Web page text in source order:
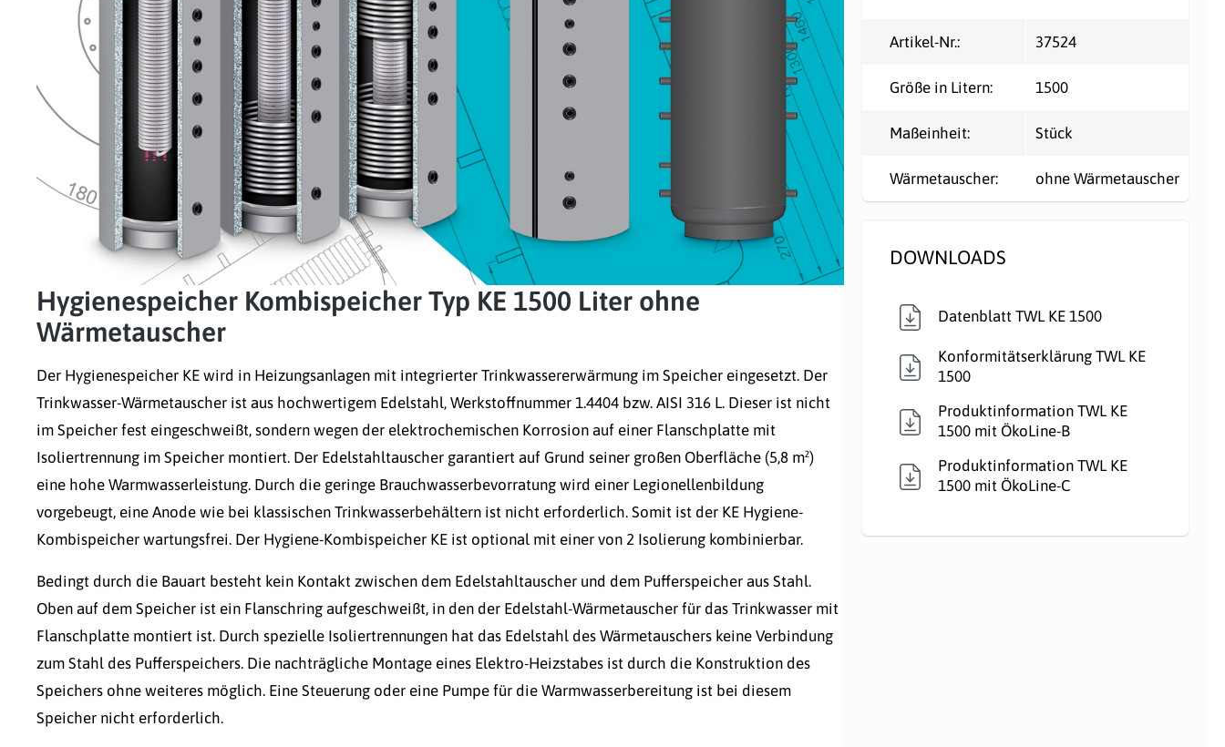
Hygienespeicher Kombispeicher Typ KE 1500 Liter ohne
Wärmetauscher
Der Hygienespeicher KE wird in Heizungsanlagen mit integrierter Trinkwassererwärmung im Speicher eingesetzt. Der
Trinkwasser-Wärmetauscher ist aus hochwertigem Edelstahl, Werkstoffnummer 1.4404 bzw. AISI 316 L. Dieser ist nicht
im Speicher fest eingeschweißt, sondern wegen der elektrochemischen Korrosion auf einer Flanschplatte mit
Isoliertrennung im Speicher montiert. Der Edelstahltauscher garantiert auf Grund seiner großen Oberfläche (5,8 m²)
eine hohe Warmwasserleistung. Durch die geringe Brauchwasserbevorratung wird einer Legionellenbildung
vorgebeugt, eine Anode wie bei klassischen Trinkwasserbehältern ist nicht erforderlich. Somit ist der KE Hygiene-
Kombispeicher wartungsfrei. Der Hygiene-Kombispeicher KE ist optional mit einer von 2 Isolierung kombinierbar.
Bedingt durch die Bauart besteht kein Kontakt zwischen dem Edelstahltauscher und dem Pufferspeicher aus Stahl.
Oben auf dem Speicher ist ein Flanschring aufgeschweißt, in den der Edelstahl-Wärmetauscher für das Trinkwasser mit
Flanschplatte montiert ist. Durch spezielle Isoliertrennungen hat das Edelstahl des Wärmetauschers keine Verbindung
zum Stahl des Pufferspeichers. Die nachträgliche Montage eines Elektro-Heizstabes ist durch die Konstruktion des
Speichers ohne weiteres möglich. Eine Steuerung oder eine Pumpe für die Warmwasserbereitung ist bei diesem
Speicher nicht erforderlich.
Artikel-Nr.: 37524
Größe in Litern: 1500
Maßeinheit: Stück
Wärmetauscher: ohne Wärmetauscher
DOWNLOADS
Datenblatt TWL KE 1500
Konformitätserklärung TWL KE
1500
Produktinformation TWL KE
1500 mit ÖkoLine-B
Produktinformation TWL KE
1500 mit ÖkoLine-C